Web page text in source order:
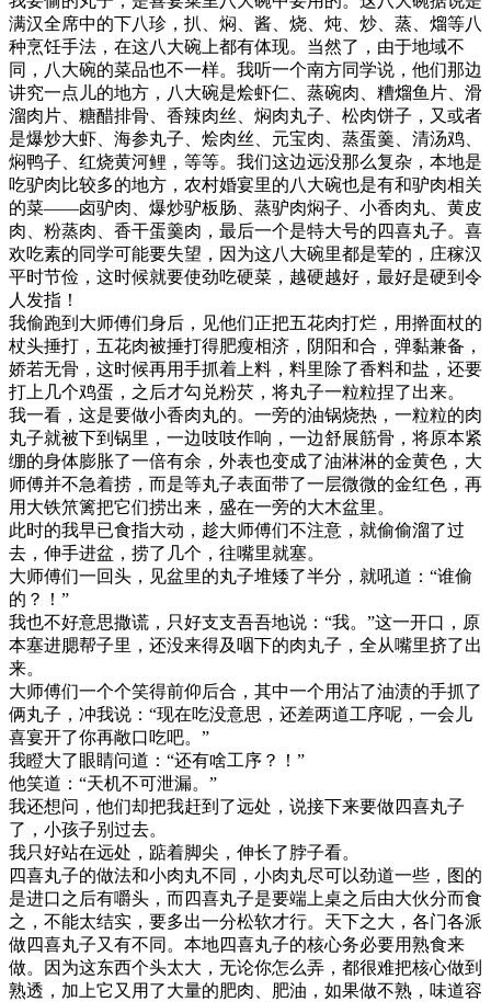
满汉全席中的下八珍，扒、焖、酱、烧、炖、炒、蒸、熘等八
种烹饪手法，在这八大碗上都有体现。当然了，由于地域不
同，八大碗的菜品也不一样。我听一个南方同学说，他们那边
讲究一点儿的地方，八大碗是烩虾仁、蒸碗肉、糟熘鱼片、滑
溜肉片、糖醋排骨、香辣肉丝、焖肉丸子、松肉饼子，又或者
是爆炒大虾、海参丸子、烩肉丝、元宝肉、蒸蛋羹、清汤鸡、
焖鸭子、红烧黄河鲤，等等。我们这边远没那么复杂，本地是
吃驴肉比较多的地方，农村婚宴里的八大碗也是有和驴肉相关
的菜——卤驴肉、爆炒驴板肠、蒸驴肉焖子、小香肉丸、黄皮
肉、粉蒸肉、香干蛋羹肉，最后一个是特大号的四喜丸子。喜
欢吃素的同学可能要失望，因为这八大碗里都是荤的，庄稼汉
平时节俭，这时候就要使劲吃硬菜，越硬越好，最好是硬到令
人发指！
我偷跑到大师傅们身后，见他们正把五花肉打烂，用擀面杖的
杖头捶打，五花肉被捶打得肥瘦相济，阴阳和合，弹黏兼备，
娇若无骨，这时候再用手抓着上料，料里除了香料和盐，还要
打上几个鸡蛋，之后才勾兑粉芡，将丸子一粒粒捏了出来。
我一看，这是要做小香肉丸的。一旁的油锅烧热，一粒粒的肉
丸子就被下到锅里，一边吱吱作响，一边舒展筋骨，将原本紧
绷的身体膨胀了一倍有余，外表也变成了油淋淋的金黄色，大
师傅并不急着捞，而是等丸子表面带了一层微微的金红色，再
用大铁笊篱把它们捞出来，盛在一旁的大木盆里。
此时的我早已食指大动，趁大师傅们不注意，就偷偷溜了过
去，伸手进盆，捞了几个，往嘴里就塞。
大师傅们一回头，见盆里的丸子堆矮了半分，就吼道：“谁偷
的？！”
我也不好意思撒谎，只好支支吾吾地说：“我。”这一开口，原
本塞进腮帮子里，还没来得及咽下的肉丸子，全从嘴里挤了出
来。
大师傅们一个个笑得前仰后合，其中一个用沾了油渍的手抓了
俩丸子，冲我说：“现在吃没意思，还差两道工序呢，一会儿
喜宴开了你再敞口吃吧。”
我瞪大了眼睛问道：“还有啥工序？！”
他笑道：“天机不可泄漏。”
我还想问，他们却把我赶到了远处，说接下来要做四喜丸子
了，小孩子别过去。
我只好站在远处，踮着脚尖，伸长了脖子看。
四喜丸子的做法和小肉丸不同，小肉丸尽可以劲道一些，图的
是进口之后有嚼头，而四喜丸子是要端上桌之后由大伙分而食
之，不能太结实，要多出一分松软才行。天下之大，各门各派
做四喜丸子又有不同。本地四喜丸子的核心务必要用熟食来
做。因为这东西个头太大，无论你怎么弄，都很难把核心做到
熟透，加上它又用了大量的肥肉、肥油，如果做不熟，味道容